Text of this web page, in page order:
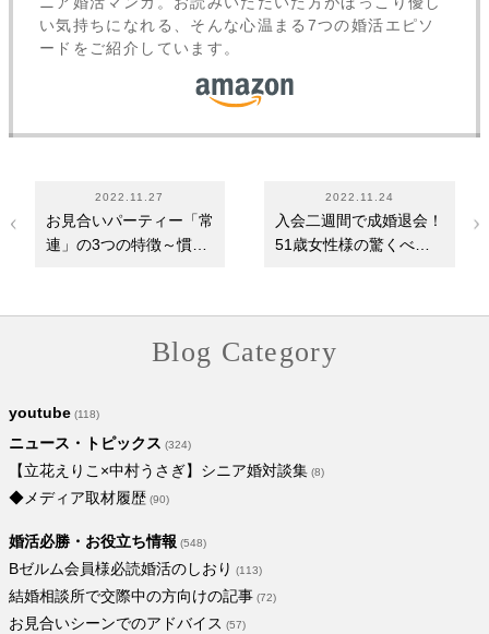
い気持ちになれる、そんな心温まる7つの婚活エピソ
ードをご紹介しています。
2022.11.27
お見合いパーティー「常
連」の3つの特徴～慣れ
2022.11.24
入会二週間で成婚退会！
51歳女性様の驚くべき
Blog Category
youtube (118)
ニュース・トピックス (324)
【立花えりこ×中村うさぎ】シニア婚対談集 (8)
◆メディア取材履歴 (90)
婚活必勝・お役立ち情報 (548)
Bゼルム会員様必読婚活のしおり (113)
結婚相談所で交際中の方向けの記事 (72)
お見合いシーンでのアドバイス (57)